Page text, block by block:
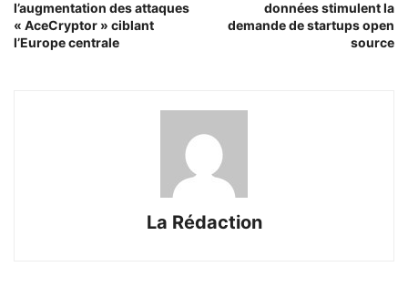
l’augmentation des attaques
« AceCryptor » ciblant
l’Europe centrale
données stimulent la
demande de startups open
source
La Rédaction